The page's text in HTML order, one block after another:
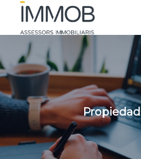
Propiedad